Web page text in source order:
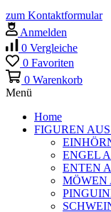
zum Kontaktformular
Anmelden
0 Vergleiche
0 Favoriten
0 Warenkorb
Menü
Home
FIGUREN
ENGEL
ENTEN
MÖWEN